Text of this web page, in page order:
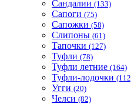
Сандалии (133)
Сапоги (75)
Сапожки (58)
Слипоны (61)
Тапочки (127)
Туфли (78)
Туфли летние (164)
Туфли-лодочки
Угги (20)
Челси (82)